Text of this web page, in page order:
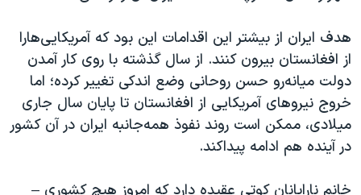
هدف ایران از بیشتر این اقدامات این بود که آمریکایی‌هارا
از افغانستان بیرون کنند. از سال گذشته با روی کار آمدن
دولت میانه‌رو حسن روحانی وضع اندکی تغییر کرده؛ اما
خروج نیروهای آمریکایی از افغانستان تا پایان سال جاری
میلادی، ممکن است روند نفوذ همه‌جانبه ایران در آن کشور
در آینده هم ادامه پیداکند.